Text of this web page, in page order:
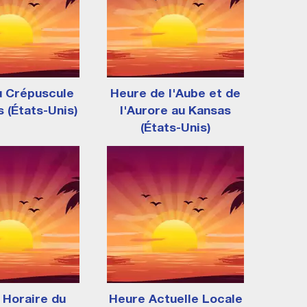
Crépuscule
(États-Unis)
Heure de l'Aube et de
l'Aurore au Kansas
(États-Unis)
Horaire du Heure Actuelle Locale